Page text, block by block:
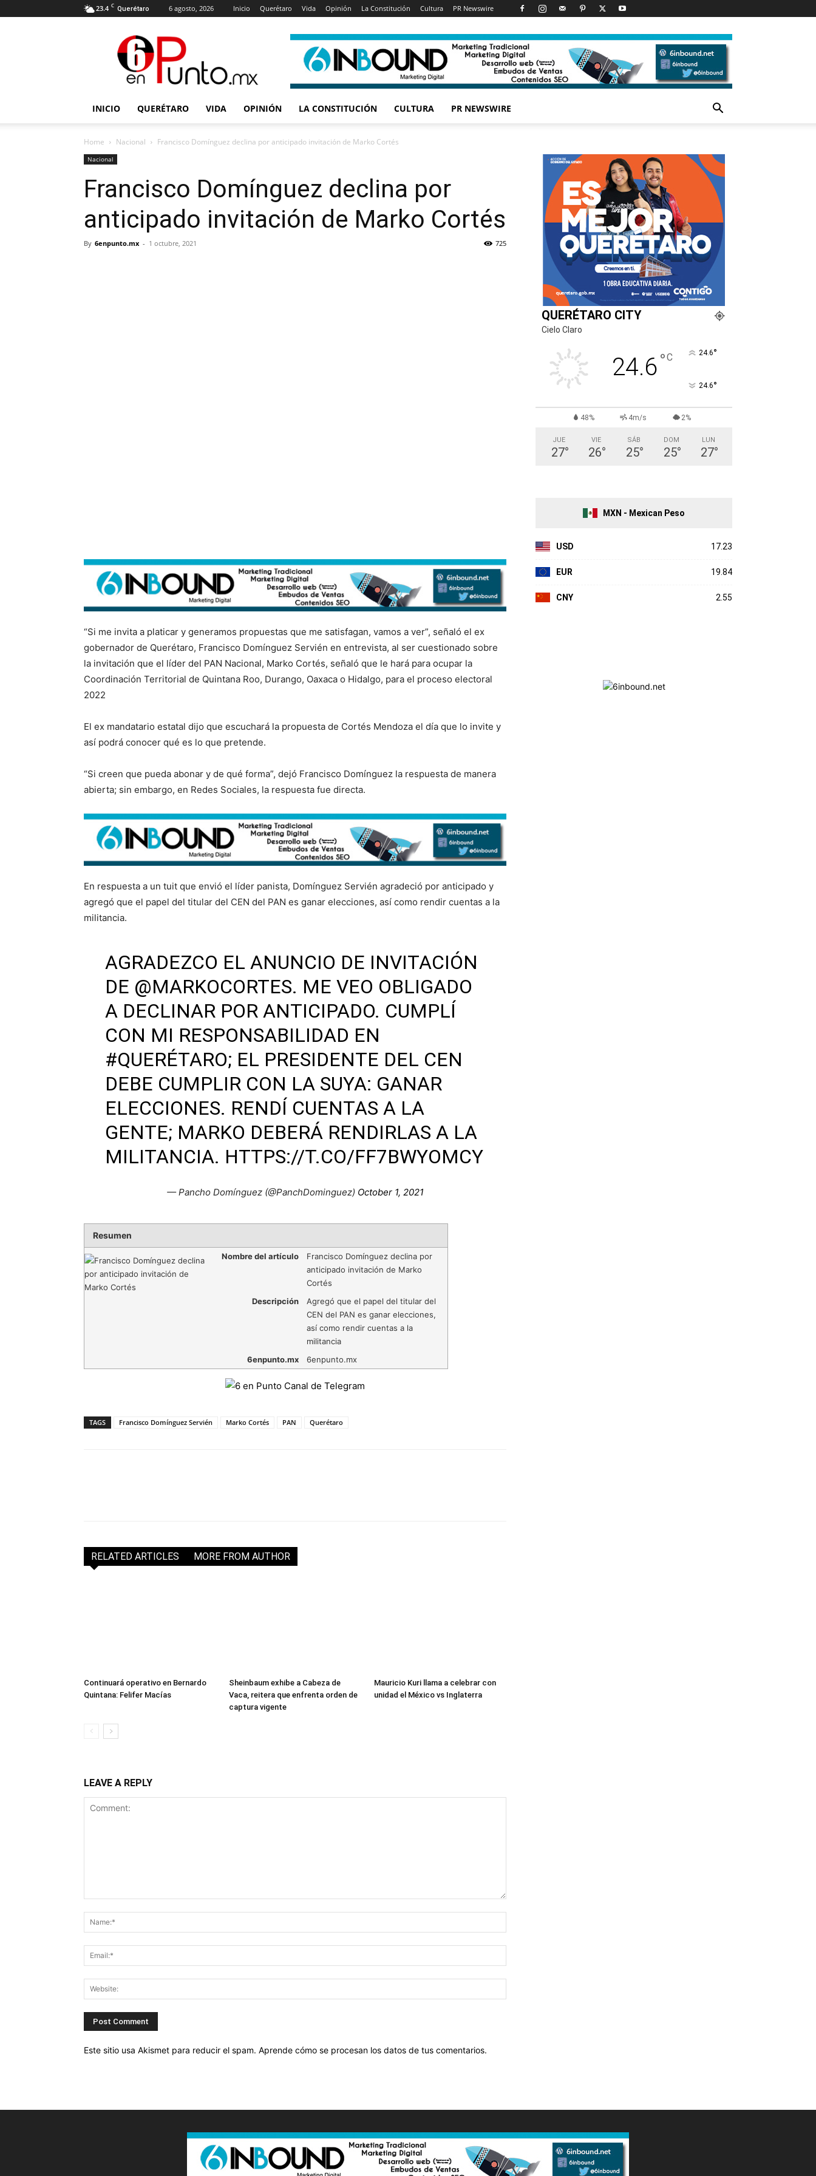
23.4 C Querétaro 6 agosto, 2026 Inicio Querétaro Vida Opinión La Constitución Cultura PR Newswire
punto
INICIO QUERÉTARO VIDA OPINIÓN LA CONSTITUCIÓN CULTURA PR NEWSWIRE
Home Nacional Francisco Domínguez declina por anticipado invitación de Marko Cortés
Nacional
Francisco Domínguez declina por
anticipado invitación de Marko Cortés
By 6enpunto.mx - 1 octubre, 2021 725
“Si me invita a platicar y generamos propuestas que me satisfagan, vamos a ver”, señaló el ex
gobernador de Querétaro, Francisco Domínguez Servién en entrevista, al ser cuestionado sobre
la invitación que el líder del PAN Nacional, Marko Cortés, señaló que le hará para ocupar la
Coordinación Territorial de Quintana Roo, Durango, Oaxaca o Hidalgo, para el proceso electoral
2022
El ex mandatario estatal dijo que escuchará la propuesta de Cortés Mendoza el día que lo invite y
así podrá conocer qué es lo que pretende.
“Si creen que pueda abonar y de qué forma”, dejó Francisco Domínguez la respuesta de manera
abierta; sin embargo, en Redes Sociales, la respuesta fue directa.
En respuesta a un tuit que envió el líder panista, Domínguez Servién agradeció por anticipado y
agregó que el papel del titular del CEN del PAN es ganar elecciones, así como rendir cuentas a la
militancia.
AGRADEZCO EL ANUNCIO DE INVITACIÓN
DE @MARKOCORTES. ME VEO OBLIGADO
A DECLINAR POR ANTICIPADO. CUMPLÍ
CON MI RESPONSABILIDAD EN
#QUERÉTARO; EL PRESIDENTE DEL CEN
DEBE CUMPLIR CON LA SUYA: GANAR
ELECCIONES. RENDÍ CUENTAS A LA
GENTE; MARKO DEBERÁ RENDIRLAS A LA
MILITANCIA. HTTPS://T.CO/FF7BWYOMCY
— Pancho Domínguez (@PanchDominguez) October 1, 2021
Resumen
Nombre del artículo
Francisco Domínguez declina por
anticipado invitación de Marko
Cortés
Descripción
Agregó que el papel del titular del
CEN del PAN es ganar elecciones,
así como rendir cuentas a la
militancia
6enpunto.mx
6enpunto.mx
TAGS Francisco Domínguez Servién Marko Cortés PAN Querétaro
RELATED ARTICLES MORE FROM AUTHOR
Continuará operativo en Bernardo
Quintana: Felifer Macías
Sheinbaum exhibe a Cabeza de
Vaca, reitera que enfrenta orden de
captura vigente
Mauricio Kuri llama a celebrar con
unidad el México vs Inglaterra
LEAVE A REPLY
Este sitio usa Akismet para reducir el spam. Aprende cómo se procesan los datos de tus comentarios.
QUERÉTARO CITY
Cielo Claro
24.6°C 24.6°
24.6°
48% 4m/s 2%
JUE
27°
VIE
26°
SÁB
25°
DOM
25°
LUN
27°
MXN - Mexican Peso
USD 17.23
EUR 19.84
CNY 2.55